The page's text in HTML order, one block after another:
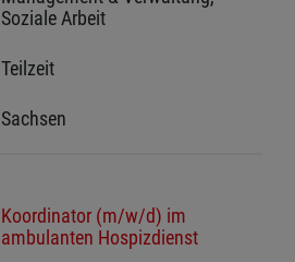
Soziale Arbeit
Teilzeit
Sachsen
Koordinator (m/w/d) im
ambulanten Hospizdienst